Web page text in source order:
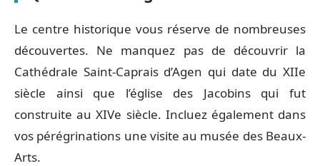
Le centre historique vous réserve de nombreuses
découvertes. Ne manquez pas de découvrir la
Cathédrale Saint-Caprais d’Agen qui date du XIIe
siècle ainsi que l’église des Jacobins qui fut
construite au XIVe siècle. Incluez également dans
vos pérégrinations une visite au musée des Beaux-
Arts.